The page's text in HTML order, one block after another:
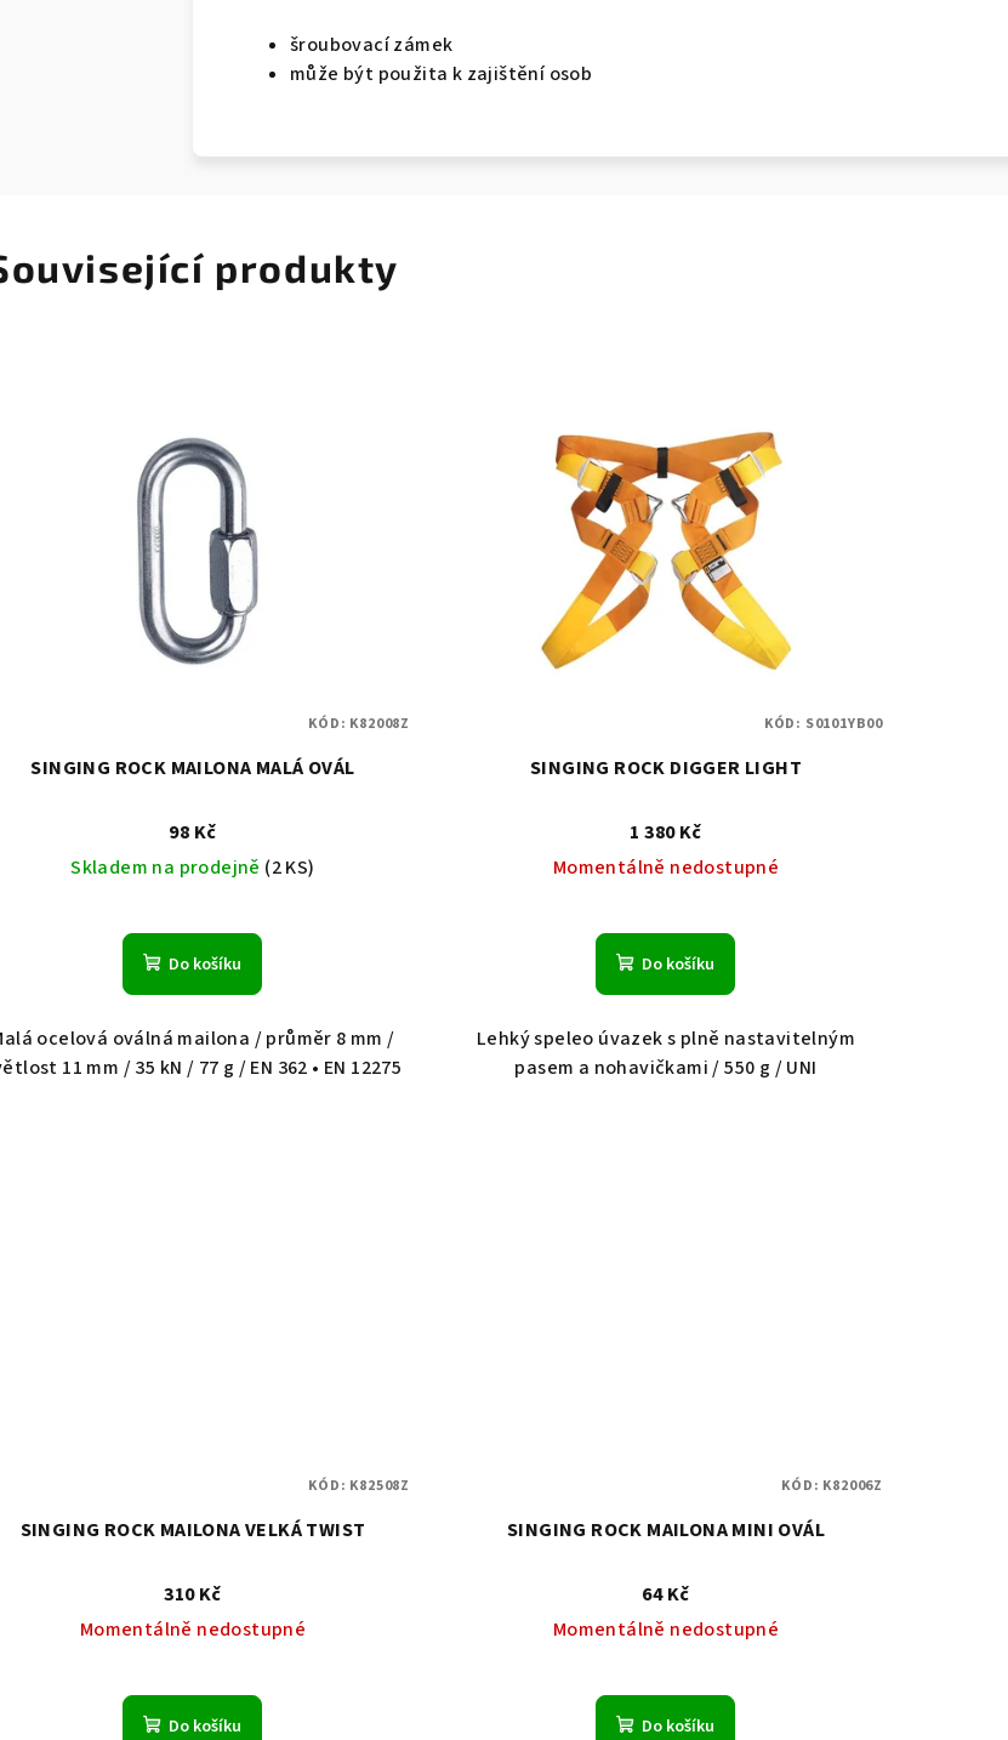
šroubovací zámek
může být použita k zajištění osob
produkty
SINGING ROCK MAILONA MALÁ OVÁL
98 Kč
Skladem na prodejně (2 KS)
Do košíku
ocelová oválná mailona / průměr 8 mm /
11 mm / 35 kN / 77 g / EN 362 • EN 12275
KÓD: K82008Z
SINGING ROCK DIGGER LIGHT
1 380 Kč
Momentálně nedostupné
Do košíku
Lehký speleo úvazek s plně nastavitelným
pasem a nohavičkami / 550 g / UNI
KÓD: S0101YB00
SINGING ROCK MAILONA VELKÁ TWIST
310 Kč
Momentálně nedostupné
Do košíku
KÓD: K82508Z
SINGING ROCK MAILONA MINI OVÁL
64 Kč
Momentálně nedostupné
Do košíku
KÓD: K82006Z